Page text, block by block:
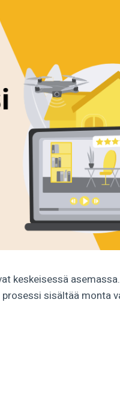
keskeisessä
sisältää monta